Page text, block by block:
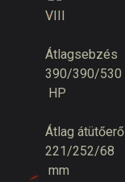
VIII
Átlagsebzés
390/390/530
HP
Átlag átütőerő
221/252/68
mm